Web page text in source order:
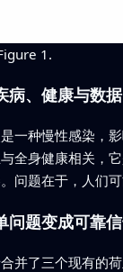
1.
病、健康与数
一种慢性感染，
全身健康相关，
问题在于，人们
问题变成可靠
并了三个现有的